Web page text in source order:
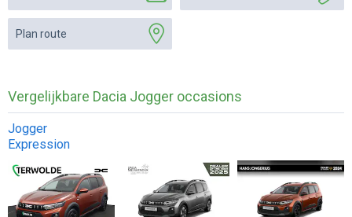
Plan route
Vergelijkbare Dacia Jogger occasions
Jogger
Expression